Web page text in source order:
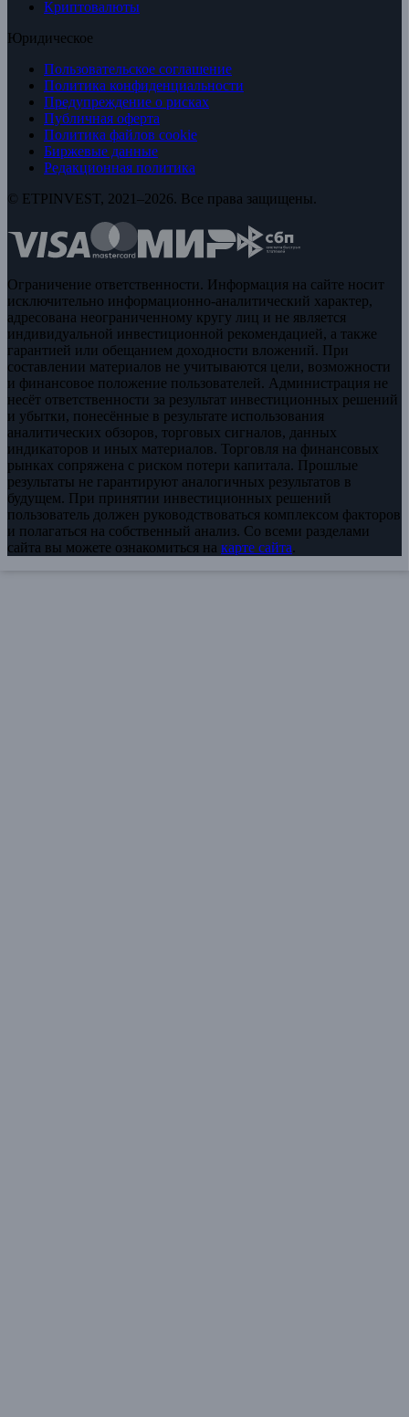
Криптовалюты
Юридическое
Пользовательское соглашение
Политика конфиденциальности
Предупреждение о рисках
Публичная оферта
Политика файлов cookie
Биржевые данные
Редакционная политика
© ETPINVEST, 2021–2026. Все права защищены.
Ограничение ответственности. Информация на сайте носит
исключительно информационно-аналитический характер,
адресована неограниченному кругу лиц и не является
индивидуальной инвестиционной рекомендацией, а также
гарантией или обещанием доходности вложений. При
составлении материалов не учитываются цели, возможности
и финансовое положение пользователей. Администрация не
несёт ответственности за результат инвестиционных решений
и убытки, понесённые в результате использования
аналитических обзоров, торговых сигналов, данных
индикаторов и иных материалов. Торговля на финансовых
рынках сопряжена с риском потери капитала. Прошлые
результаты не гарантируют аналогичных результатов в
будущем. При принятии инвестиционных решений
пользователь должен руководствоваться комплексом факторов
и полагаться на собственный анализ. Со всеми разделами
сайта вы можете ознакомиться на карте сайта.